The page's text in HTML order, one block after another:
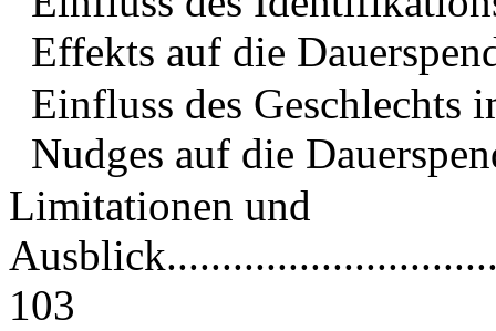
Effekts auf die
Einfluss des
Nudges auf die
Limitationen und
103